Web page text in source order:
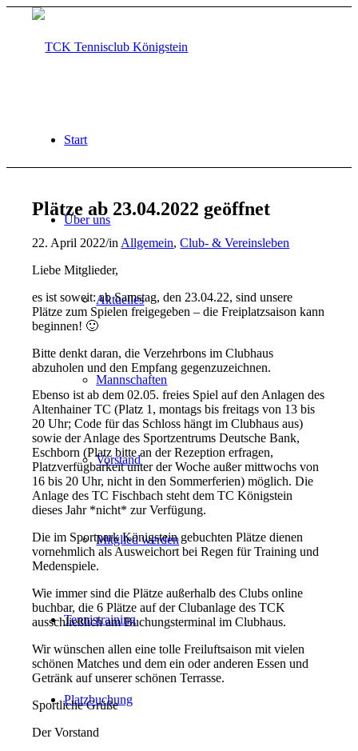
Start
Über uns
Aktuelles
Mannschaften
Vorstand
Mitglied werden
Tennistraining
Platzbuchung
Plätze ab 23.04.2022 geöffnet
22. April 2022/in Allgemein,Club- & Vereinsleben
Liebe Mitglieder,
es ist soweit: ab Samstag, den 23.04.22, sind unsere
Plätze zum Spielen freigegeben – die Freiplatzsaison kann
beginnen! 🙂
Bitte denkt daran, die Verzehrbons im Clubhaus
abzuholen und den Empfang gegenzuzeichnen.
Ebenso ist ab dem 02.05. freies Spiel auf den Anlagen des
Altenhainer TC (Platz 1, montags bis freitags von 13 bis
20 Uhr; Code für das Schloss hängt im Clubhaus aus)
sowie der Anlage des Sportzentrums Deutsche Bank,
Eschborn (Platz bitte an der Rezeption erfragen,
Platzverfügbarkeit unter der Woche außer mittwochs von
16 bis 20 Uhr, nicht in den Sommerferien) möglich. Die
Anlage des TC Fischbach steht dem TC Königstein
dieses Jahr *nicht* zur Verfügung.
Die im Sportpark Königstein gebuchten Plätze dienen
vornehmlich als Ausweichort bei Regen für Training und
Medenspiele.
Wie immer sind die Plätze außerhalb des Clubs online
buchbar, die 6 Plätze auf der Clubanlage des TCK
ausschließlich am Buchungsterminal im Clubhaus.
Wir wünschen allen eine tolle Freiluftsaison mit vielen
schönen Matches und dem ein oder anderen Essen und
Getränk auf unserer schönen Terrasse.
Sportliche Grüße
Der Vorstand